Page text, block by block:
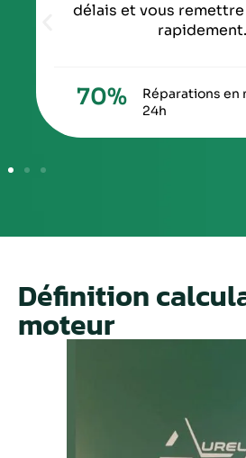
délais et vous
rapidement.
Réparations en
24h
70%
Définition
moteur